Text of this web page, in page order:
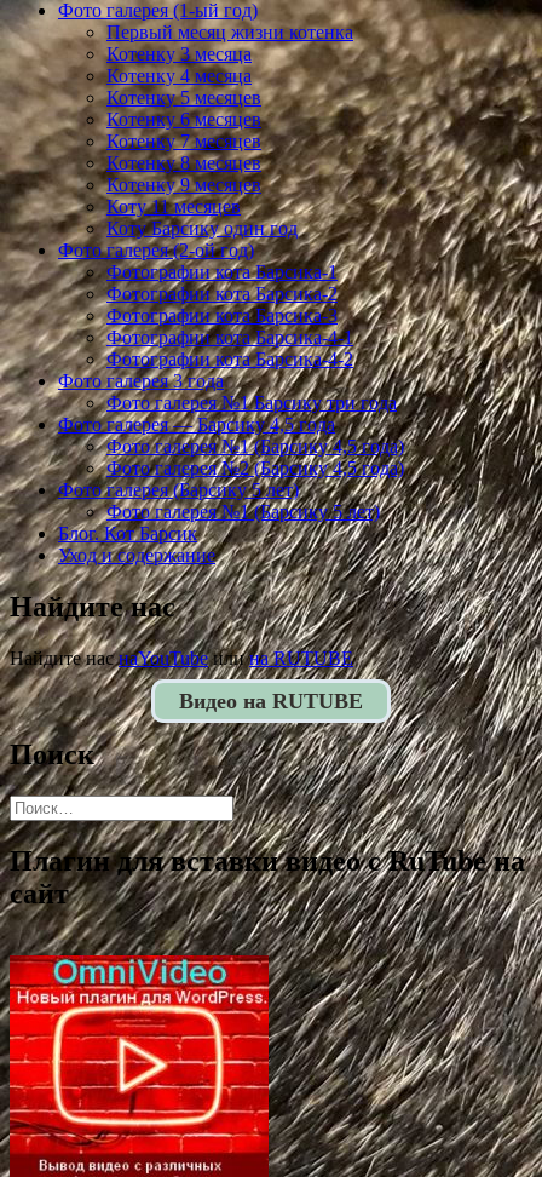
Фото галерея (1-ый год)
Первый месяц жизни котенка
Котенку 3 месяца
Котенку 4 месяца
Котенку 5 месяцев
Котенку 6 месяцев
Котенку 7 месяцев
Котенку 8 месяцев
Котенку 9 месяцев
Коту 11 месяцев
Коту Барсику один год
Фото галерея (2-ой год)
Фотографии кота Барсика-1
Фотографии кота Барсика-2
Фотографии кота Барсика-3
Фотографии кота Барсика-4-1
Фотографии кота Барсика-4-2
Фото галерея 3 года
Фото галерея №1 Барсику три года
Фото галерея — Барсику 4,5 года
Фото галерея №1 (Барсику 4,5 года)
Фото галерея №2 (Барсику 4,5 года)
Фото галерея (Барсику 5 лет)
Фото галерея №1 (Барсику 5 лет)
Блог. Кот Барсик
Уход и содержание
Найдите нас
Найдите наснаYouTubeилина RUTUBE
Видео на RUTUBE
Поиск
Найти:
Плагин для вставки видео с RuTube на
сайт